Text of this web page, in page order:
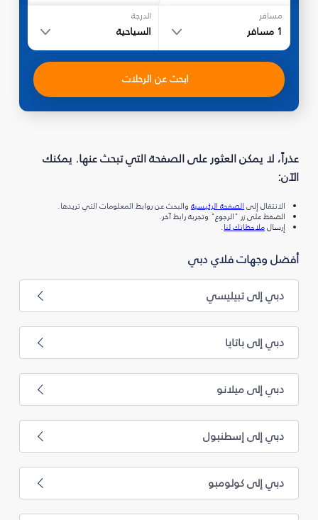
مسافر
1 مسافر
الدرجة
السياحية
ابحث عن الرحلات
عذراً، لا يمكن العثور على الصفحة التي تبحث عنها. يمكنك
الآن:
الانتقال إلىالصفحة الرئيسيةوالبحث عن روابط المعلومات التي تريدها.
الضغط على زر "الرجوع" وتجربة رابط آخر.
إرسالملاحظاتك لنا.
أفضل وجهات فلاي دبي
دبي إلى تبيليسي
دبي إلى باتايا
دبي إلى ميلانو
دبي إلى إسطنبول
دبي إلى كولومبو